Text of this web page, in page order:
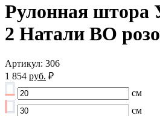
Рулонная штора
2 Натали ВО
Артикул: 306
1 854 руб. ₽
см
см